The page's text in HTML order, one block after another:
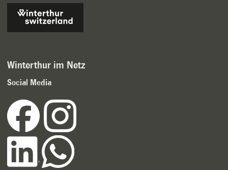
Winterthur im Netz
Social Media